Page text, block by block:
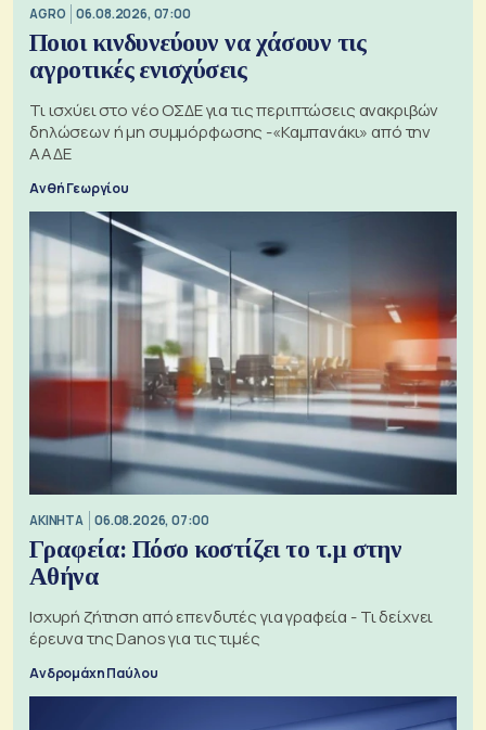
AGRO 06.08.2026, 07:00
Ποιοι κινδυνεύουν να χάσουν τις
αγροτικές ενισχύσεις
Τι ισχύει στο νέο ΟΣΔΕ για τις περιπτώσεις ανακριβών
δηλώσεων ή μη συμμόρφωσης -«Καμπανάκι» από την
ΑΑΔΕ
Ανθή Γεωργίου
ΑΚΙΝΗΤΑ 06.08.2026, 07:00
Γραφεία: Πόσο κοστίζει το τ.μ στην
Αθήνα
Ισχυρή ζήτηση από επενδυτές για γραφεία - Τι δείχνει
έρευνα της Danos για τις τιμές
Ανδρομάχη Παύλου